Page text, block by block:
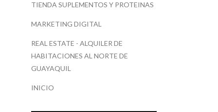
TIENDA SUPLEMENTOS Y PROTEINAS
MARKETING DIGITAL
REAL ESTATE - ALQUILER DE
HABITACIONES AL NORTE DE
GUAYAQUIL
INICIO